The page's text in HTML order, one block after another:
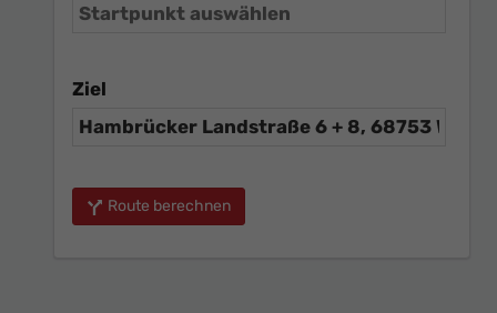
Ziel
Route berechnen